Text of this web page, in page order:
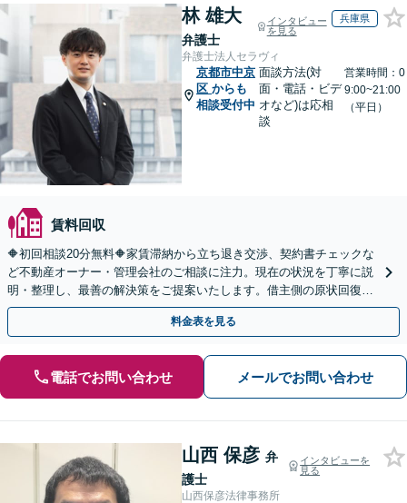
林 雄大
弁護士
インタビュー
を見る
兵庫県
弁護士法人セラヴィ
京都市中京
区 からも
相談受付中
面談方法(対
面・電話・ビデ
オなど)は応相
談
営業時間：0
9:00~21:00
（平日）
賃料回収
🔶初回相談20分無料🔶家賃滞納から立ち退き交渉、契約書チェックな
ど不動産オーナー・管理会社のご相談に注力。現在の状況を丁寧に説
明・整理し、最善の解決策をご提案いたします。借主側の原状回復・
退去時の立ち会い対応も可能【三ノ宮駅6分】
料金表を見る
電話でお問い合わせ メールでお問い合わせ
山西 保彦 弁
護士
インタビューを
見る
山西保彦法律事務所